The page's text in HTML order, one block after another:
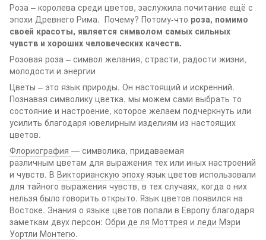
Роза – королева среди цветов, заслужила почитание ещё с
эпохи Древнего Рима. Почему? Потому-что роза, помимо
своей красоты, является символом самых сильных
чувств и хороших человеческих качеств.
Розовая роза – символ желания, страсти, радости жизни,
молодости и энергии
Цветы – это язык природы. Он настоящий и искренний.
Познавая символику цветка, мы можем сами выбрать то
состояние и настроение, которое желаем подчеркнуть или
усилить благодаря ювелирным изделиям из настоящих
цветов.
Флориография — символика, придаваемая
различным цветам для выражения тех или иных настроений
и чувств. В Викторианскую эпоху язык цветов использовали
для тайного выражения чувств, в тех случаях, когда о них
нельзя было говорить открыто. Язык цветов появился на
Востоке. Знания о языке цветов попали в Европу благодаря
заметкам двух персон: Обри де ля Моттрея и леди Мэри
Уортли Монтегю.